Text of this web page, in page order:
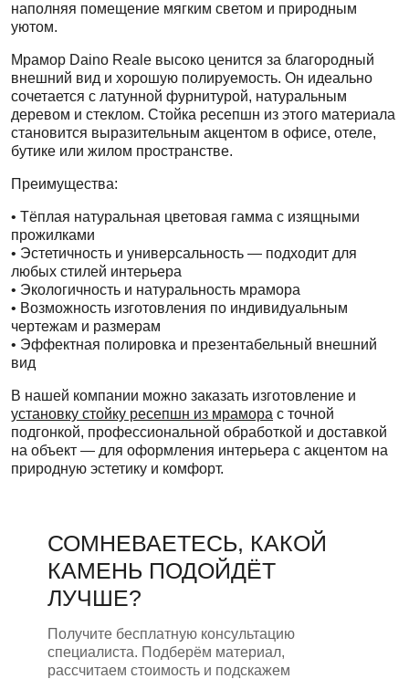
наполняя помещение мягким светом и природным
уютом.
Мрамор Daino Reale высоко ценится за благородный
внешний вид и хорошую полируемость. Он идеально
сочетается с латунной фурнитурой, натуральным
деревом и стеклом. Стойка ресепшн из этого материала
становится выразительным акцентом в офисе, отеле,
бутике или жилом пространстве.
Преимущества:
• Тёплая натуральная цветовая гамма с изящными
прожилками
• Эстетичность и универсальность — подходит для
любых стилей интерьера
• Экологичность и натуральность мрамора
• Возможность изготовления по индивидуальным
чертежам и размерам
• Эффектная полировка и презентабельный внешний
вид
В нашей компании можно заказать изготовление и
установку стойку ресепшн из мрамора с точной
подгонкой, профессиональной обработкой и доставкой
на объект — для оформления интерьера с акцентом на
природную эстетику и комфорт.
СОМНЕВАЕТЕСЬ, КАКОЙ
КАМЕНЬ ПОДОЙДЁТ
ЛУЧШЕ?
Получите бесплатную консультацию
специалиста. Подберём материал,
рассчитаем стоимость и подскажем